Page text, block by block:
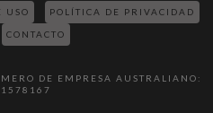
USO POLÍTICA DE PRIVACIDAD
CONTACTO
DE EMPRESA AUSTRALIANO: